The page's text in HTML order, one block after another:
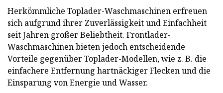
Herkömmliche Toplader-Waschmaschinen erfreuen
sich aufgrund ihrer Zuverlässigkeit und Einfachheit
seit Jahren großer Beliebtheit. Frontlader-
Waschmaschinen bieten jedoch entscheidende
Vorteile gegenüber Toplader-Modellen, wie z. B. die
einfachere Entfernung hartnäckiger Flecken und die
Einsparung von Energie und Wasser.